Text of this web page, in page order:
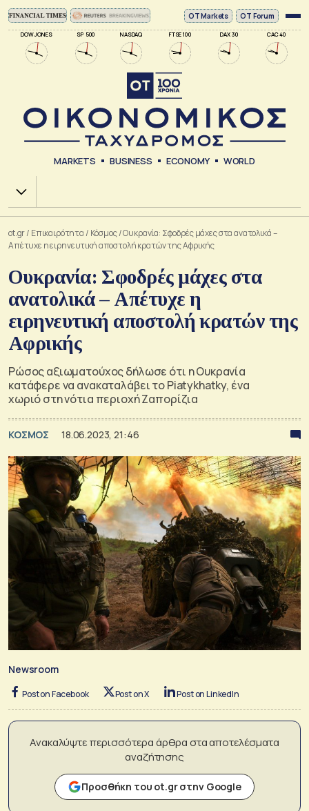
DOW JONES SP 500 NASDAQ FTSE 100 DAX 30 CAC 40
ΟΤ Markets OT Forum
MARKETS BUSINESS ECONOMY WORLD
Χ.Α.
ot.gr/ Επικαιρότητα / Κόσμος/Ουκρανία: Σφοδρές μάχες στα ανατολικά –
Απέτυχε η ειρηνευτική αποστολή κρατών της Αφρικής
Ουκρανία: Σφοδρές μάχες στα
ανατολικά – Απέτυχε η
ειρηνευτική αποστολή κρατών της
Αφρικής
Ρώσος αξιωματούχος δήλωσε ότι η Ουκρανία
κατάφερε να ανακαταλάβει το Piatykhatky, ένα
χωριό στη νότια περιοχή Ζαπορίζια
ΚΟΣΜΟΣ 18.06.2023, 21:46
Newsroom
Post on Facebook Post on X Post on LinkedIn
Ανακαλύψτε περισσότερα άρθρα στα αποτελέσματα
αναζήτησης
Προσθήκη του ot.gr στην Google